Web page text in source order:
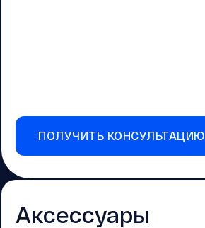
ПОЛУЧИТЬ КОНСУЛЬТАЦИЮ
Аксессуары